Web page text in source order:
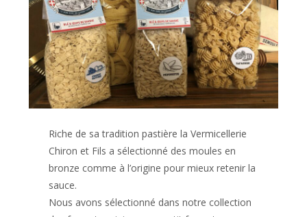
Riche de sa tradition pastière la Vermicellerie
Chiron et Fils a sélectionné des moules en
bronze comme à l’origine pour mieux retenir la
sauce.
Nous avons sélectionné dans notre collection